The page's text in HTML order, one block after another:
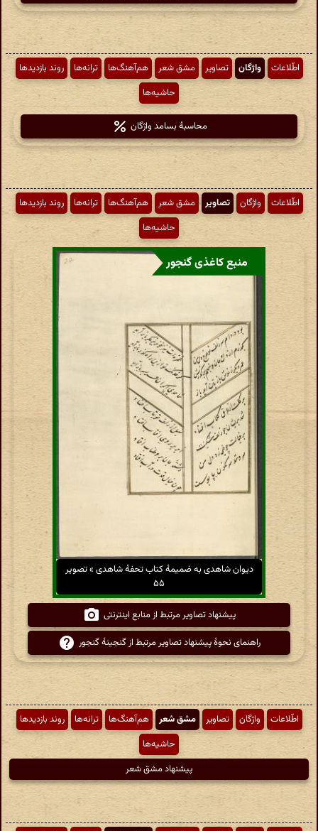
اطّلاعات واژگان تصاویر مشق شعر هم‌آهنگ‌ها ترانه‌ها
روند بازدیدها
حاشیه‌ها
محاسبهٔ بسامد واژگان
اطّلاعات واژگان تصاویر مشق شعر هم‌آهنگ‌ها ترانه‌ها
روند بازدیدها
حاشیه‌ها
منبع کاغذی گنجور
دیوان شاهدی به ضمیمهٔ کتاب تحفهٔ شاهدی » تصویر
۵۵
پیشنهاد تصاویر مرتبط از منابع اینترنتی
راهنمای نحوهٔ پیشنهاد تصاویر مرتبط از گنجینهٔ گنجور
اطّلاعات واژگان تصاویر مشق شعر هم‌آهنگ‌ها ترانه‌ها
روند بازدیدها
حاشیه‌ها
پیشنهاد مشق شعر